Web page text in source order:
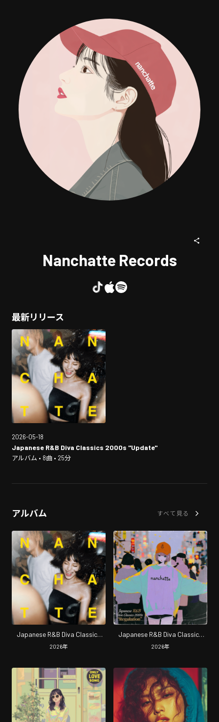
Nanchatte Records
最新リリース
2026-05-18
Japanese R&B Diva Classics 2000s "Update"
アルバム • 8曲 • 25分
アルバム すべて見る
Japanese R&B Diva Classics
2000s "Update"
2026年
Japanese R&B Diva Classics
2000s"Regulation"
2026年